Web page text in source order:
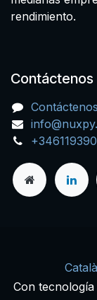
rendimiento.
Contáctenos
Contáctenos
Català
Con